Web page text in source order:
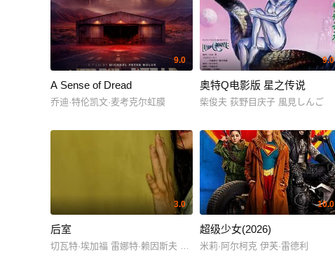
9.0
A Sense of Dread
乔迪·特伦凯文·麦考克尔虹膜
9.0
奥特Q电影版 星之传说
柴俊夫 荻野目庆子 風見しんご
3.0
后室
切瓦特·埃加福 雷娜特·赖因斯夫 芬恩·本尼特
10.0
超级少女(2026)
米莉·阿尔柯克 伊芙·雷德利